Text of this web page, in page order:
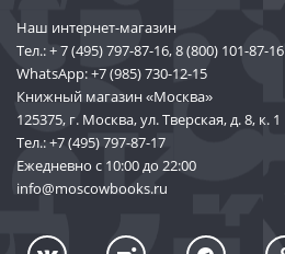
Наш интернет-магазин
Тел.:+ 7 (495) 797-87-16,8 (800) 101-87-16
WhatsApp:+7 (985) 730-12-15
Книжный магазин «Москва»
125375, г. Москва, ул. Тверская, д. 8, к. 1
Тел.:+7 (495) 797-87-17
Ежедневно с 10:00 до 22:00
info@moscowbooks.ru